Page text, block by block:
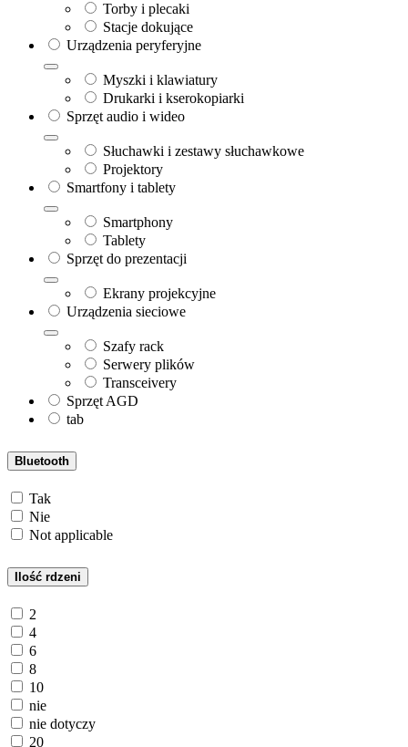
Torby i plecaki
Stacje dokujące
Urządzenia peryferyjne
Myszki i klawiatury
Drukarki i kserokopiarki
Sprzęt audio i wideo
Słuchawki i zestawy słuchawkowe
Projektory
Smartfony i tablety
Smartphony
Tablety
Sprzęt do prezentacji
Ekrany projekcyjne
Urządzenia sieciowe
Szafy rack
Serwery plików
Transceivery
Sprzęt AGD
tab
Bluetooth
Tak
Nie
Not applicable
Ilość rdzeni
2
4
6
8
10
nie
nie dotyczy
20